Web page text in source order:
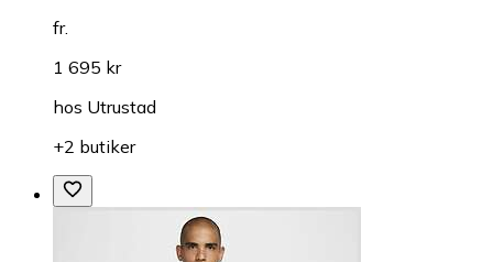
fr.
1 695 kr
hos Utrustad
+2 butiker